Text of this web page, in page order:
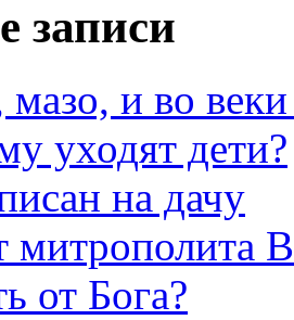
записи
и во веки
уходят дети?
на дачу
митрополита
от Бога?